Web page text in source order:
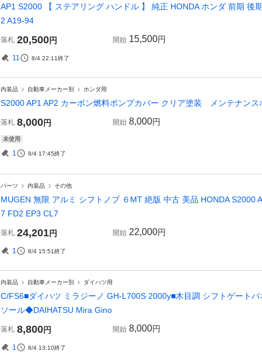
AP1 S2000 【 ステアリング ハンドル 】 純正 HONDA ホンダ 前期 後
2 A19-94
落札 20,500円 開始 15,500円
11 8/4 22:11終了
内装品 自動車メーカー別 ホンダ用
S2000 AP1 AP2 カーボン燃料ポンプカバー クリア塗装 メンテナンス
落札 8,000円 開始 8,000円
未使用
1 8/4 17:45終了
パーツ 内装品 その他
MUGEN 無限 アルミ シフトノブ ６MT 絶版 中古 美品 HONDA S2000
7 FD2 EP3 CL7
落札 24,201円 開始 22,000円
1 8/4 15:51終了
内装品 自動車メーカー別 ダイハツ用
C/FS6■ダイハツ ミラジーノ GH-L700S 2000y■木目調 シフトゲート
ソール◆DAIHATSU Mira Gino
落札 8,800円 開始 8,000円
1 8/4 13:10終了